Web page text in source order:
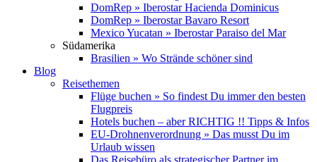
DomRep » Iberostar Hacienda Dominicus
DomRep » Iberostar Bavaro Resort
Mexico Yucatan » Iberostar Paraiso del Mar
Südamerika
Brasilien » Wo Strände schöner sind
Blog
Reisethemen
Flüge buchen » So findest Du immer den besten
Flugpreis
Hotels buchen – aber RICHTIG !! Tipps & Infos
EU-Drohnenverordnung » Das musst Du im
Urlaub wissen
Das Reisebüro als strategischer Partner im